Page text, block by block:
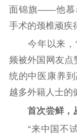
主题宣传
记者
面锦旗——他慕
手术的颈椎顽疾
今年以来，
频被外国网友点
统的中医康养
越多外籍人士的
首次尝鲜，
“来中国不试